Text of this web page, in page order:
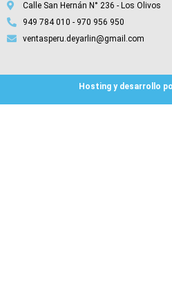
Calle San Hernán N° 236 - Los Olivos
949 784 010 - 970 956 950
ventasperu.deyarlin@gmail.com
Hosting y desarrollo